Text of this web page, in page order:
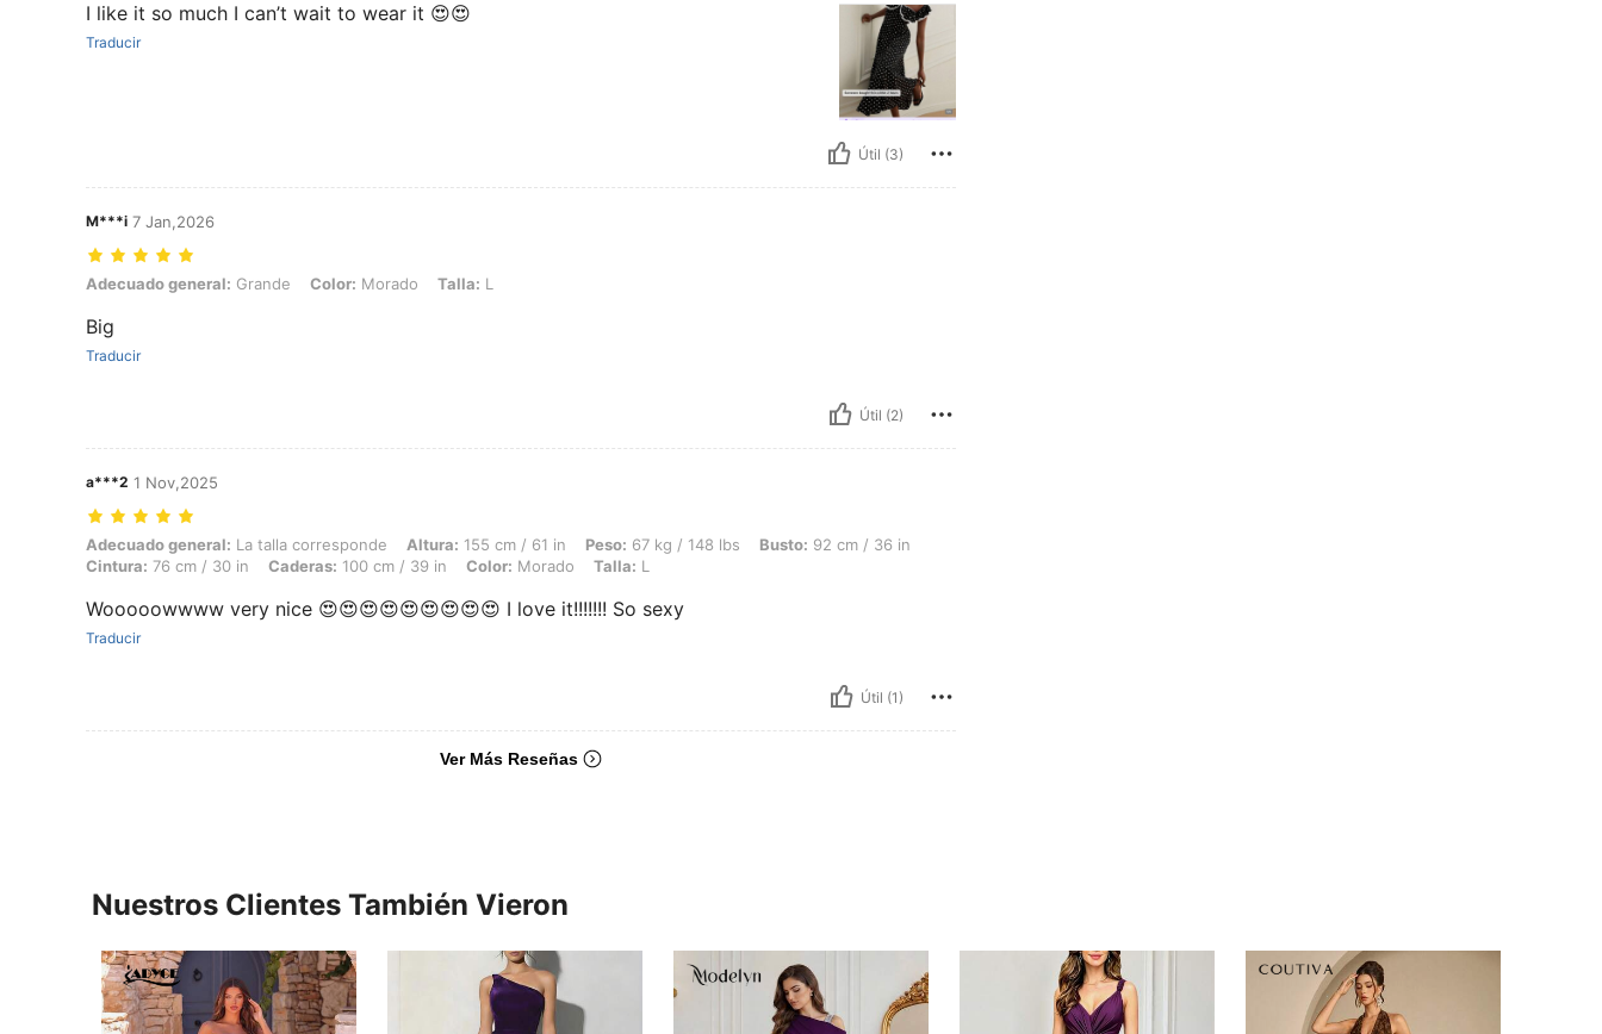
I like it so much I can’t wait to wear it 😍😍
Traducir
Útil (3)
M***i 7 Jan,2026
Adecuado general: Grande, Color: Morado, Talla: L
Adecuado general: Grande Color: Morado Talla: L
Big
Traducir
Útil (2)
a***2 1 Nov,2025
Adecuado general: La talla corresponde, Altura: 155 cm / 61 in, Peso: 67 kg / 148 lbs, Busto: 92 cm / 36 in, Cintura: 76 cm / 30 in, Caderas: 100 cm / 39 in, Color: Morado, Talla: L
Adecuado general: La talla corresponde Altura: 155 cm / 61 in Peso: 67 kg / 148 lbs Busto: 92 cm / 36 in
Cintura: 76 cm / 30 in Caderas: 100 cm / 39 in Color: Morado Talla: L
Wooooowwww very nice 😍😍😍😍😍😍😍😍😍 I love it!!!!!!! So sexy
Traducir
Útil (1)
Ver Más Reseñas
Nuestros Clientes También Vieron